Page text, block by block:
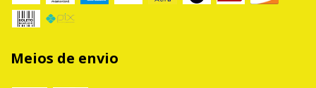
Meios de envio